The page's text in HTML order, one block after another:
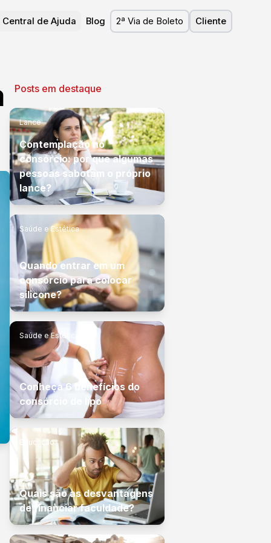
Central de Ajuda Blog 2ª Via de Boleto Cliente
Posts em destaque
Lance
Contemplação no
consórcio: por que algumas
pessoas sabotam o próprio
lance?
Saúde e Estética
Quando entrar em um
consórcio para colocar
silicone?
Saúde e Estética
Conheça 6 benefícios do
consórcio de lipo
Educação
Quais são as desvantagens
de financiar faculdade?